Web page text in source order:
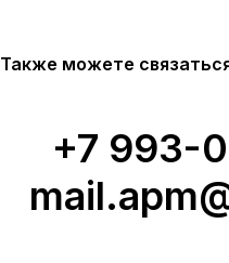
Также можете
+7 993-